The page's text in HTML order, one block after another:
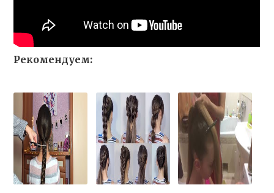
Рекомендуем: